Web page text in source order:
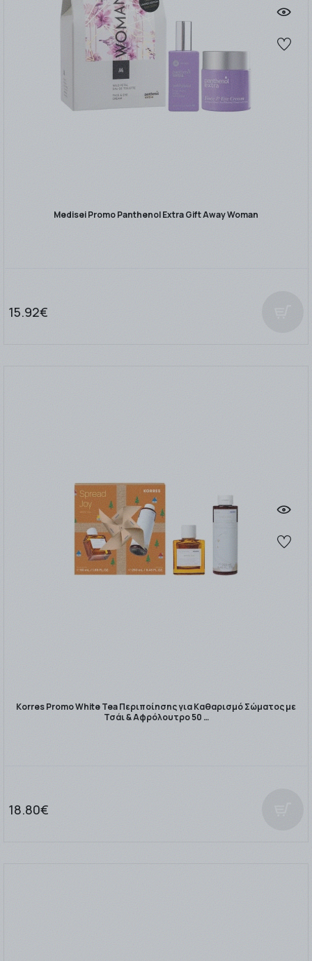
Medisei Promo Panthenol Extra Gift Away Woman
15.92€
Korres Promo White Tea Περιποίησης για Καθαρισμό Σώματος με
Τσάι & Αφρόλουτρο 50 …
18.80€